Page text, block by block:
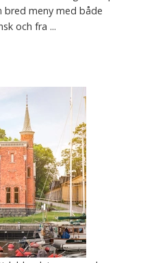
bred meny med både
och fra ...